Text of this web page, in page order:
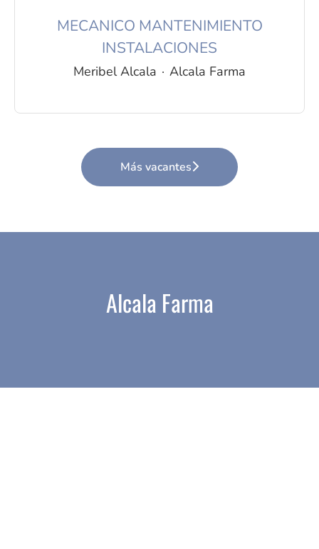
MECANICO MANTENIMIENTO
INSTALACIONES
Meribel Alcala · Alcala Farma
Más vacantes
Alcala Farma